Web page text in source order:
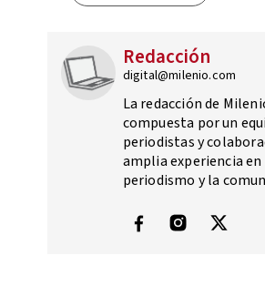
Redacción
digital@milenio.com
La redacción de
compuesta por un
periodistas y
amplia experiencia
periodismo y la